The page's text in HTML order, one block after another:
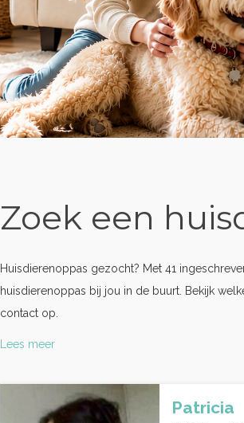
Zoek een
Huisdierenoppas gezocht? Met 41
huisdierenoppas bij jou in de buurt. Bekijk
contact op.
Lees meer
Patricia